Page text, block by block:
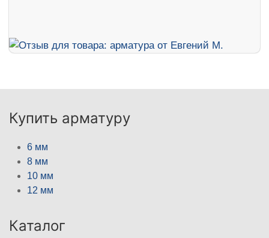
Купить арматуру
6 мм
8 мм
10 мм
12 мм
Каталог